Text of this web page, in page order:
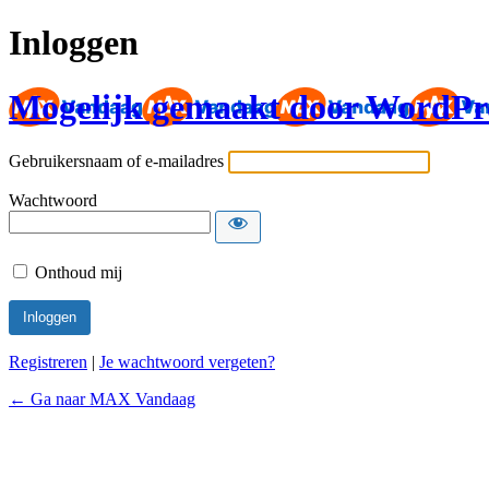
Inloggen
Mogelijk gemaakt door
Gebruikersnaam of e-mailadres
Wachtwoord
Onthoud mij
Registreren | Je wachtwoord vergeten?
← Ga naar MAX Vandaag